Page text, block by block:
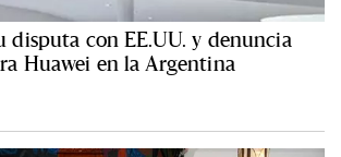
disputa con EE.UU. y denuncia
Huawei en la Argentina